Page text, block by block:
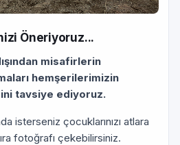
Öneriyoruz...
misafirlerin
hemşerilerimizin
tavsiye ediyoruz.
isterseniz çocuklarınızı atlara
fotoğrafı çekebilirsiniz.